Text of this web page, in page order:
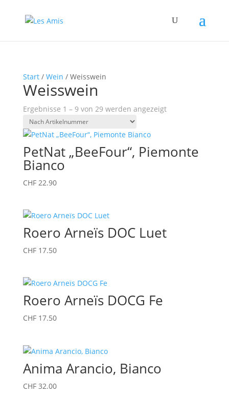
Start/ Wein / Weisswein
Weisswein
Ergebnisse 1 – 9 von 29 werden angezeigt
PetNat „BeeFour“, Piemonte
Bianco
CHF22.90
Roero Arneïs DOC Luet
CHF17.50
Roero Arneïs DOCG Fe
CHF17.50
Anima Arancio, Bianco
CHF32.00